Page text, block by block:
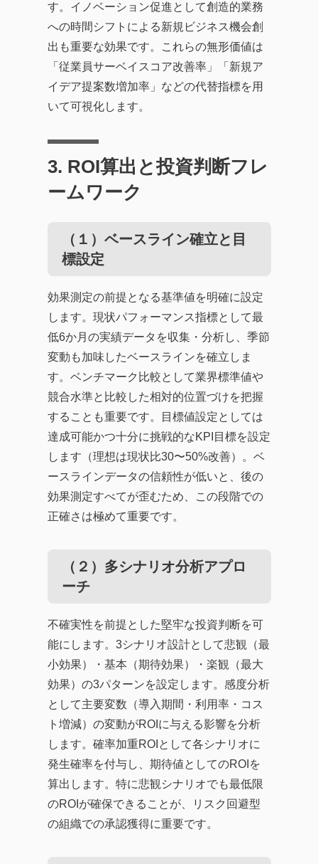
す。イノベーション促進として創造的業務
への時間シフトによる新規ビジネス機会創
出も重要な効果です。これらの無形価値は
「従業員サーベイスコア改善率」「新規ア
イデア提案数増加率」などの代替指標を用
いて可視化します。
3. ROI算出と投資判断フレ
ームワーク
（１）ベースライン確立と目
標設定
効果測定の前提となる基準値を明確に設定
します。現状パフォーマンス指標として最
低6か月の実績データを収集・分析し、季節
変動も加味したベースラインを確立しま
す。ベンチマーク比較として業界標準値や
競合水準と比較した相対的位置づけを把握
することも重要です。目標値設定としては
達成可能かつ十分に挑戦的なKPI目標を設定
します（理想は現状比30〜50%改善）。ベ
ースラインデータの信頼性が低いと、後の
効果測定すべてが歪むため、この段階での
正確さは極めて重要です。
（２）多シナリオ分析アプロ
ーチ
不確実性を前提とした堅牢な投資判断を可
能にします。3シナリオ設計として悲観（最
小効果）・基本（期待効果）・楽観（最大
効果）の3パターンを設定します。感度分析
として主要変数（導入期間・利用率・コス
ト増減）の変動がROIに与える影響を分析
します。確率加重ROIとして各シナリオに
発生確率を付与し、期待値としてのROIを
算出します。特に悲観シナリオでも最低限
のROIが確保できることが、リスク回避型
の組織での承認獲得に重要です。